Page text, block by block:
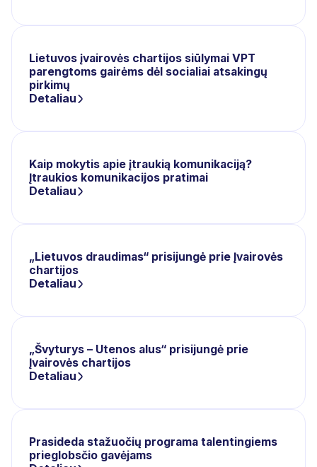
Lietuvos įvairovės chartijos siūlymai VPT
parengtoms gairėms dėl socialiai atsakingų
pirkimų
Detaliau
Kaip mokytis apie įtraukią komunikaciją?
Įtraukios komunikacijos pratimai
Detaliau
„Lietuvos draudimas“ prisijungė prie Įvairovės
chartijos
Detaliau
„Švyturys – Utenos alus“ prisijungė prie
Įvairovės chartijos
Detaliau
Prasideda stažuočių programa talentingiems
prieglobsčio gavėjams